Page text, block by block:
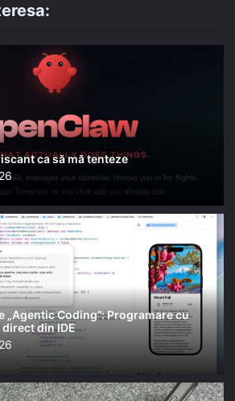
ca să mă tenteze
„Agentic Coding”: Programare cu
din IDE